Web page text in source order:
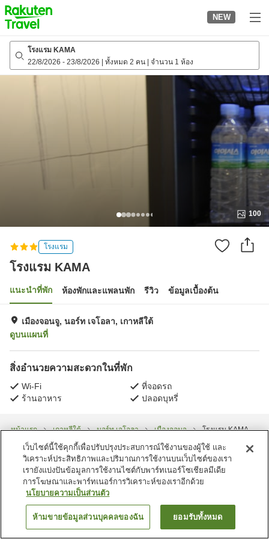
to
top
page
NEW
โรงแรม KAMA
22/8/2026 - 23/8/2026 ทั้งหมด 2 คน จำนวน 1 ห้อง
100
โรงแรม
โรงแรม KAMA
แนะนำที่พัก ห้องพักและแพลนพัก รีวิว ข้อมูลเบื้องต้น
เมืองจอนจู, นอร์ท เจโอลา, เกาหลีใต้
ดูบนแผนที่
สิ่งอำนวยความสะดวกในที่พัก
Wi-Fi
ที่จอดรถ
ร้านอาหาร
ปลอดบุหรี่
หน้าแรก เกาหลีใต้ นอร์ท เจโอลา เมืองจอนจู โรงแรม KAMA
ค้นหาห้องพัก
เว็บไซต์นี้ใช้คุกกี้เพื่อปรับปรุงประสบการณ์ใช้งานของผู้ใช้ และ
วิเคราะห์ประสิทธิภาพและปริมาณการใช้งานบนเว็บไซต์ของเรา
เรายังแบ่งปันข้อมูลการใช้งานไซต์กับพาร์ทเนอร์โซเชียลมีเดีย
การโฆษณาและพาร์ทเนอร์การวิเคราะห์ของเราอีกด้วย
นโยบายความเป็นส่วนตัว
ห้ามขายข้อมูลส่วนบุคคลของฉัน ยอมรับทั้งหมด